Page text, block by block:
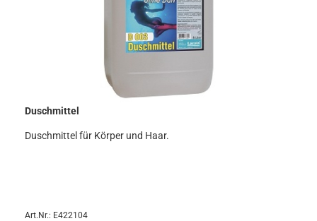
Duschmittel
Duschmittel für Körper und Haar.
Art.Nr.: E422104